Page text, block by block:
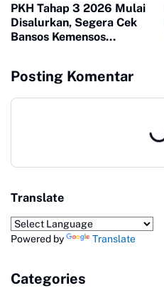
PKH Tahap 3 2026 Mulai
Disalurkan, Segera Cek
Bansos Kemensos
Posting Komentar
Translate
Powered by Translate
Categories